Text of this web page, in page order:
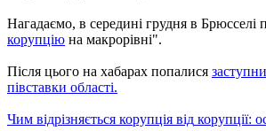
Нагадаємо, в середині грудня в Брюсселі
корупцію на макрорівні".
Після цього на хабарах попалися
півставки області.
Чим відрізняється корупція від корупцiї: